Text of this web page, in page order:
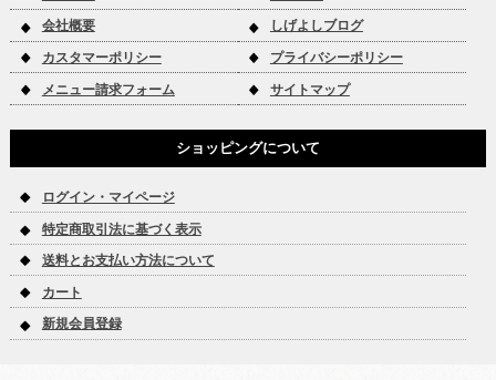
会社概要 しげよしブログ
カスタマーポリシー プライバシーポリシー
メニュー請求フォーム サイトマップ
ショッピングについて
ログイン・マイページ
特定商取引法に基づく表示
送料とお支払い方法について
カート
新規会員登録